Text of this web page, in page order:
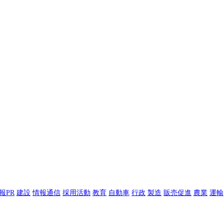
PR 建設 情報通信 採用活動 教育 自動車 行政 製造 販売促進 農業 運輸